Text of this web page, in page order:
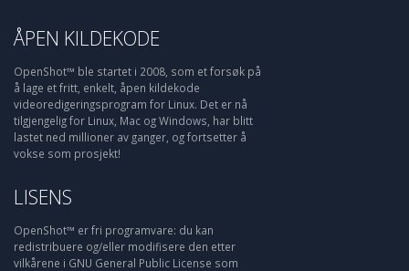
ÅPEN KILDEKODE
OpenShot™ ble startet i 2008, som et forsøk på
å lage et fritt, enkelt, åpen kildekode
videoredigeringsprogram for Linux. Det er nå
tilgjengelig for Linux, Mac og Windows, har blitt
lastet ned millioner av ganger, og fortsetter å
vokse som prosjekt!
LISENS
OpenShot™ er fri programvare: du kan
redistribuere og/eller modifisere den etter
vilkårene i GNU General Public License som